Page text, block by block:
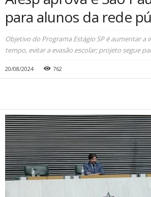
para alunos da rede
Objetivo do Programa Estágio SP é aumentar
tempo, evitar a evasão escolar; projeto segue
20/08/2024 762